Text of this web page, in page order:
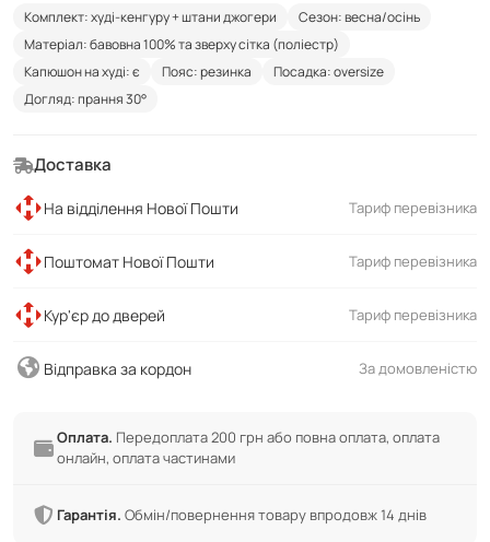
Комплект: худі-кенгуру + штани джогери
Сезон: весна/осінь
Матеріал: бавовна 100% та зверху сітка (поліестр)
Капюшон на худі: є
Пояс: резинка
Посадка: oversize
Догляд: прання 30°
Доставка
На відділення Нової Пошти Тариф перевізника
Поштомат Нової Пошти Тариф перевізника
Кур'єр до дверей Тариф перевізника
Відправка за кордон За домовленістю
Оплата. Передоплата 200 грн або повна оплата, оплата
онлайн, оплата частинами
Гарантія. Обмін/повернення товару впродовж 14 днів